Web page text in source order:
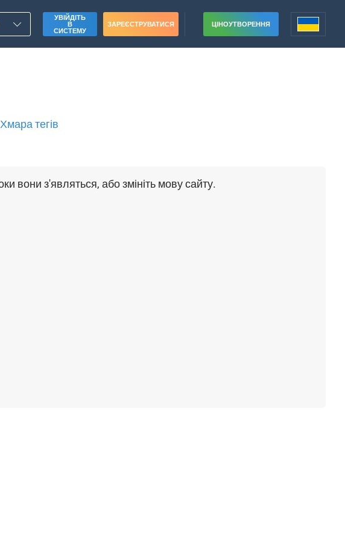
УВІЙДІТЬ
В
СИСТЕМУ
ЗАРЕЄСТРУВАТИСЯ ЦІНОУТВОРЕННЯ
Хмара тегів